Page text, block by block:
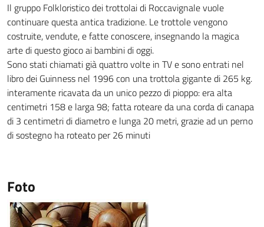
Il gruppo Folkloristico dei trottolai di Roccavignale vuole
continuare questa antica tradizione. Le trottole vengono
costruite, vendute, e fatte conoscere, insegnando la magica
arte di questo gioco ai bambini di oggi.
Sono stati chiamati già quattro volte in TV e sono entrati nel
libro dei Guinness nel 1996 con una trottola gigante di 265 kg.
interamente ricavata da un unico pezzo di pioppo: era alta
centimetri 158 e larga 98; fatta roteare da una corda di canapa
di 3 centimetri di diametro e lunga 20 metri, grazie ad un perno
di sostegno ha roteato per 26 minuti
Foto